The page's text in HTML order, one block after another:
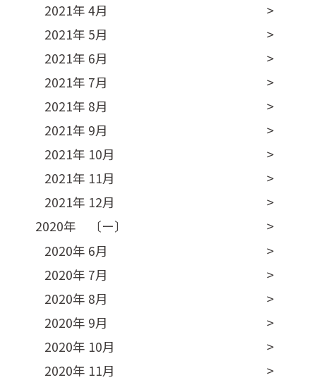
2021年 4月
2021年 5月
2021年 6月
2021年 7月
2021年 8月
2021年 9月
2021年 10月
2021年 11月
2021年 12月
2020年 〔ー〕
2020年 6月
2020年 7月
2020年 8月
2020年 9月
2020年 10月
2020年 11月